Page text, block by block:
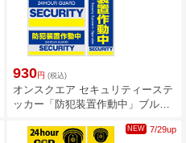
930円 (税込)
オンスクエア セキュリティーステ
ッカー「防犯装置作動中」ブルー
NEW 7/29up